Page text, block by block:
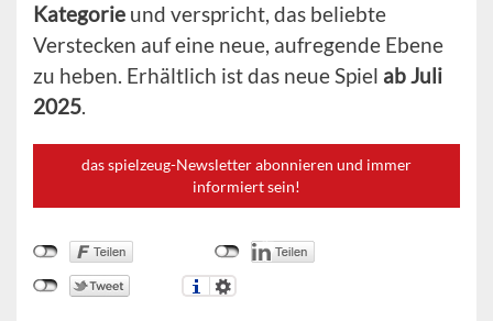
Kategorie und verspricht, das beliebte
Verstecken auf eine neue, aufregende Ebene
zu heben. Erhältlich ist das neue Spiel ab Juli
2025.
das spielzeug-Newsletter abonnieren und immer
informiert sein!